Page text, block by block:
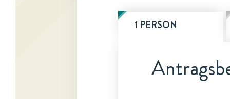
1 PERSON